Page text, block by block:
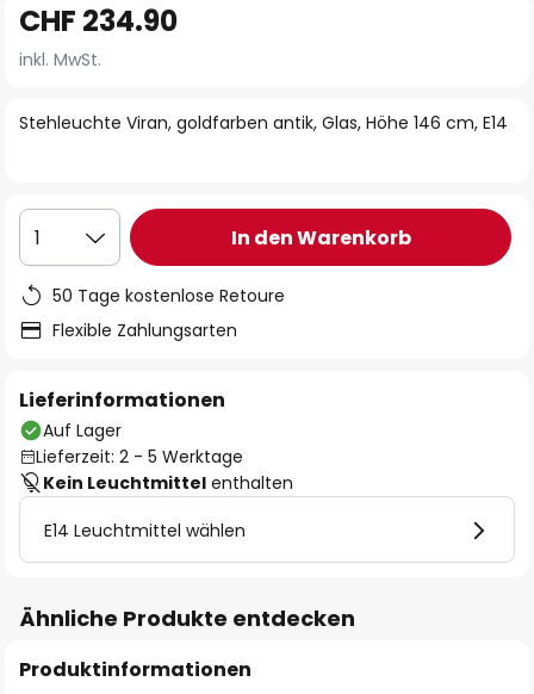
Anfang
der
springen
Stehleuchte Viran, goldfarben antik, Glas, Höhe 146 cm, E14
CHF 234.90
inkl. MwSt.
1 In den Warenkorb
50 Tage kostenlose Retoure
Flexible Zahlungsarten
Lieferinformationen
Auf Lager
Lieferzeit: 2 - 5 Werktage
Kein Leuchtmittel enthalten
E14 Leuchtmittel wählen
Ähnliche Produkte entdecken
Produktinformationen